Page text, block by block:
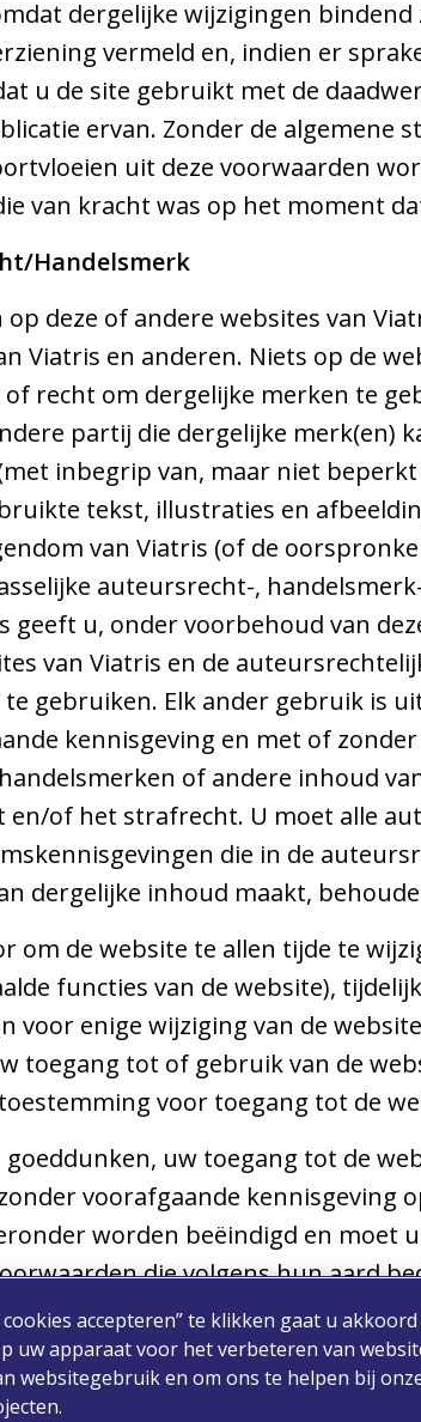
dergelijke wijzigingen
vermeld en, indien er
u de site gebruikt met de
ervan. Zonder de algemene
uit deze voorwaarden
van kracht was op het moment
Handelsmerk
deze of andere websites van
Viatris en anderen. Niets op de
recht om dergelijke merken te
partij die dergelijke merk(en)
inbegrip van, maar niet
tekst, illustraties en
van Viatris (of de
auteursrecht-,
geeft u, onder voorbehoud van
van Viatris en de
gebruiken. Elk ander gebruik is
kennisgeving en met of
of andere inhoud
of het strafrecht. U moet alle
die in de
dergelijke inhoud maakt,
om de website te allen tijde te
functies van de website),
voor enige wijziging van de
toegang tot of gebruik van de
voor toegang tot de
uw toegang tot de
voorafgaande kennisgeving
worden beëindigd en moet
die volgens hun aard
blijven.
cookies accepteren” te klikken gaat u
uw apparaat voor het verbeteren van
websitegebruik en om ons te helpen bij